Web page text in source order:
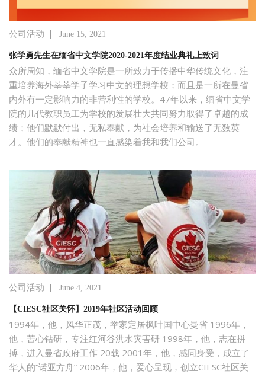
公司活动 | June 15, 2021
张学勇先生在缅省中文学院2020-2021年度结业典礼上致词
众所周知，缅省中文学院是一所致力于传播中华传统文化，注
重培养海外莘莘学子学习中文的理想学校；而且是一所在曼省
内外有一定影响力的非营利性的学校。47年以来，缅省中文学
院的几代教职员工为学校的发展壮大共同努力取得了卓越的成
绩；他们默默付出，无私奉献，为社会培养和输送了无数英
才。他们的奉献精神也一直感染着我和我们公司。
公司活动 | June 4, 2021
【CIESC社区关怀】2019年社区活动回顾
1994年，他，风华正茂，举家定居枫叶国中心曼省 1996年，
他，苦心钻研，专注红河谷洪水灾害研 1998年，他，志在拼
搏，进入曼省政府工作 20载 2001年，他，感同身受，成立了
华人的“诺亚方舟” 2006年，他，爱心呈现，创立CIESC社区关